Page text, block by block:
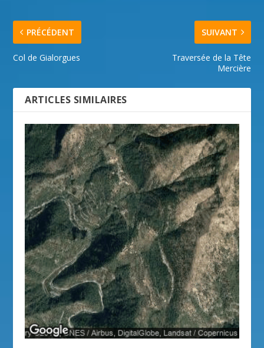
PRÉCÉDENT
Col de Gialorgues
SUIVANT
Traversée de la Tête
Mercière
ARTICLES SIMILAIRES